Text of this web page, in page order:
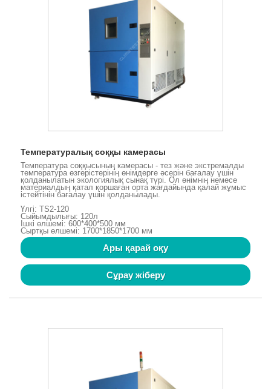
Температуралық соққы камерасы
Температура соққысының камерасы - тез және экстремалды
температура өзгерістерінің өнімдерге әсерін бағалау үшін
қолданылатын экологиялық сынақ түрі. Ол өнімнің немесе
материалдың қатал қоршаған орта жағдайында қалай жұмыс
істейтінін бағалау үшін қолданылады.
Үлгі: TS2-120
Сыйымдылығы: 120л
Ішкі өлшемі: 600*400*500 мм
Сыртқы өлшемі: 1700*1850*1700 мм
Ары қарай оқу
Сұрау жіберу